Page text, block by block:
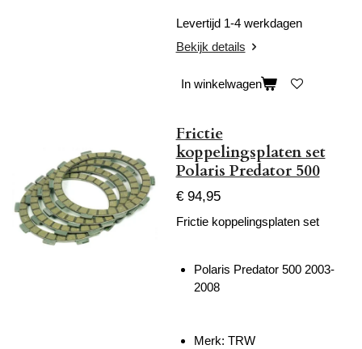
Levertijd 1-4 werkdagen
Bekijk details
In winkelwagen
Frictie
koppelingsplaten set
Polaris Predator 500
€ 94,95
Frictie koppelingsplaten set
Polaris Predator 500 2003-
2008
Merk: TRW